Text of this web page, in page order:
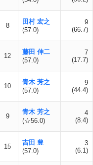
8
田村 宏之
(57.0)
9
(66.7)
12
藤田 伸二
(57.0)
7
(17.7)
10
青木 芳之
(57.0)
9
(44.4)
9
青木 芳之
(☆56.0)
4
(8.4)
15
吉田 豊
(57.0)
3
(6.1)